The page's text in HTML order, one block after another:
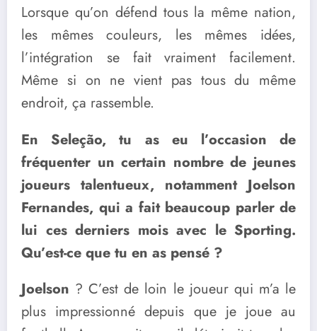
Lorsque qu’on défend tous la même nation,
les mêmes couleurs, les mêmes idées,
l’intégration se fait vraiment facilement.
Même si on ne vient pas tous du même
endroit, ça rassemble.
En Seleção, tu as eu l’occasion de
fréquenter un certain nombre de jeunes
joueurs talentueux, notamment Joelson
Fernandes, qui a fait beaucoup parler de
lui ces derniers mois avec le Sporting.
Qu’est-ce que tu en as pensé ?
Joelson ? C’est de loin le joueur qui m’a le
plus impressionné depuis que je joue au